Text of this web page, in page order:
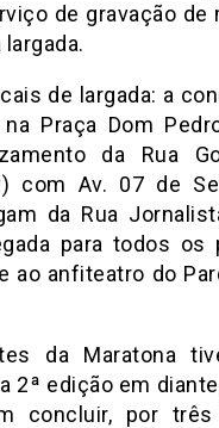
de gravação de
de largada: a
Praça Dom
da Rua
com Av. 07 de
da Rua
para todos os
ao anfiteatro do
da Maratona
2ª edição em
concluir, por